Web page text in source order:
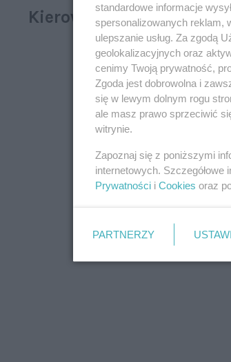
Kierowcy nagminnie
standardowe informacje
spersonalizowanych reklam,
ulepszanie usług. Za zgodą
geolokalizacyjnych oraz
cenimy Twoją prywatność,
Zgoda jest dobrowolna i
się w lewym dolnym rogu
ale masz prawo sprzeciwić
witrynie.
Zapoznaj się z poniższymi
internetowych.
Prywatności i Cookies oraz
PARTNERZY